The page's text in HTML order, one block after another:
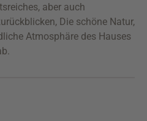
aber auch
Die schöne Natur,
Atmosphäre des Hauses